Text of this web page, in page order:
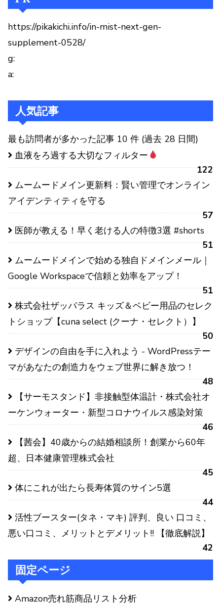
https://pikakichi.info/in-mist-next-gen-
supplement-0528/
g:
a:
人気記事
最も訪問者が多かった記事 10 件 (過去 28 日間)
血液をろ過する大切なフィルター
122
ムームードメイン更新料：賢い管理でオンライン
アイデンティティを守る
57
医師が教える！早く老ける人の特徴3選 #shorts
51
ムームードメインで始める独自ドメインメール｜
Google Workspaceで信頼と効率をアップ！
51
株式会社ザッパラス キッズ＆ベビー用品のセレク
トショップ【cuna select (クーナ・セレクト）】
50
デザインの自由を手に入れよう - WordPressテー
マがあなたの創造力をウェブ世界に解き放つ！
48
【サーモスタンド】非接触型体温計・株式会社オ
ーケンウォーター・新型コロナウイルス感染対策
46
【茜会】40歳からの結婚相談所！創業から60年
超、日本健康管理株式会社
45
体にこれが出たら長寿体質のサイン5選
44
活性ブースター(タネ・マキ) 評判、良い 口コミ、
悪い口コミ、メリットとデメリット!! 【徹底解説】
42
固定ページ
Amazon売れ筋商品リスト分析